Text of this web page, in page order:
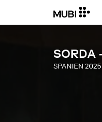
SORDA
SPANIEN 2025